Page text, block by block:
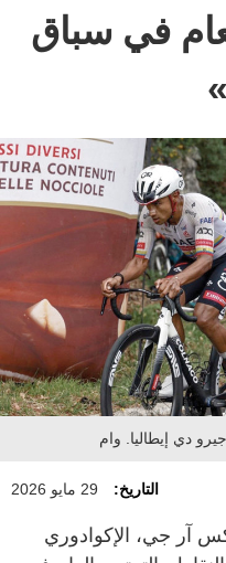
في سباق
دي إيطاليا. وام
التاريخ: 29 مايو 2026
آر جي، الإكوادوري